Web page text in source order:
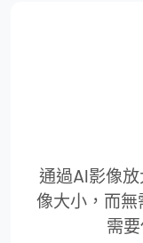
通過AI影像
像大小，而
需